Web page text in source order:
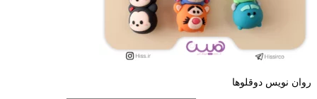
روان نویس دوقلوها